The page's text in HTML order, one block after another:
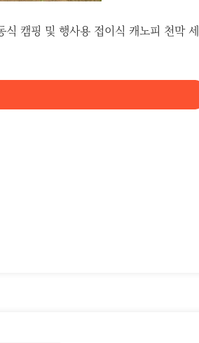
캠핑 및 행사용 접이식 캐노피 천막 세